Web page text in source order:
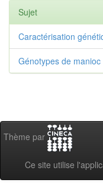
Sujet
Caractérisation
Génotypes de manioc
Thème par
Ce site utilise